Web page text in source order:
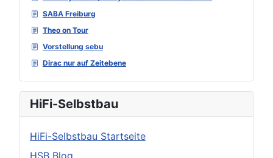
SABA Freiburg
Theo on Tour
Vorstellung sebu
Dirac nur auf Zeitebene
HiFi-Selbstbau
HiFi-Selbstbau Startseite
HSB Blog